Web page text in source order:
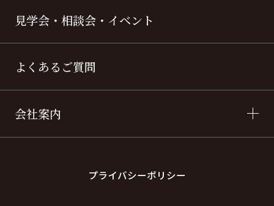
見学会・相談会・イベント
よくあるご質問
会社案内
プライバシーポリシー